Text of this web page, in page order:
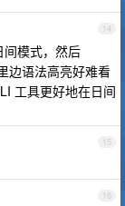
14
模式，然后
边语法高亮好难看
工具更好地在日间
15
16